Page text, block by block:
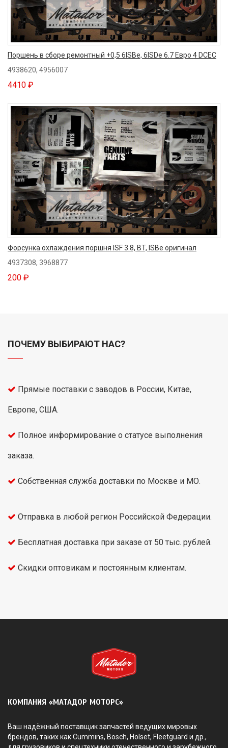
Поршень в сборе ремонтный +0,5 6ISBe, 6ISDe 6.7 Евро 4 DCEC
4938620, 4956007
4410 ₽
Форсунка охлаждения поршня ISF 3.8, BT, ISBe оригинал
4937308, 3968877
200 ₽
ПОЧЕМУ ВЫБИРАЮТ НАС?
Прямые поставки с заводов в России, Китае,
Европе, США.
Полное информирование о статусе выполнения
заказа.
Собственная служба доставки по Москве и МО.
Отправка в любой регион Российской Федерации.
Бесплатная доставка при заказе от 50 тыс. рублей.
Скидки оптовикам и постоянным клиентам.
КОМПАНИЯ «МАТАДОР МОТОРС»
Ваш надёжный поставщик запчастей ведущих мировых
брендов, таких как Cummins, Bosch, Holset, Fleetguard и др.,